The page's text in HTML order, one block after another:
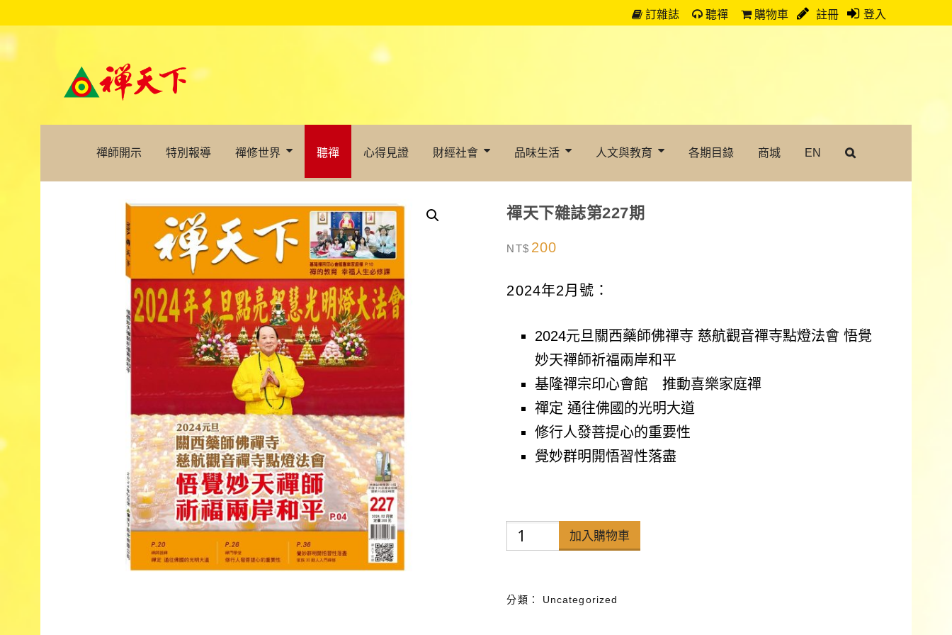
訂雜誌 聽禪 購物車 註冊 登入
禪師開示 特別報導 禪修世界 聽禪 心得見證 財經社會 品味生活 人文與教育 各期目錄 商城 EN
禪天下雜誌第227期
NT$ 200
2024年2月號：
2024元旦關西藥師佛禪寺 慈航觀音禪寺點燈法會 悟覺
妙天禪師祈福兩岸和平
基隆禪宗印心會館 推動喜樂家庭禪
禪定 通往佛國的光明大道
修行人發菩提心的重要性
覺妙群明開悟習性落盡
禪
天
雜
加入購物車
分類： Uncategorized